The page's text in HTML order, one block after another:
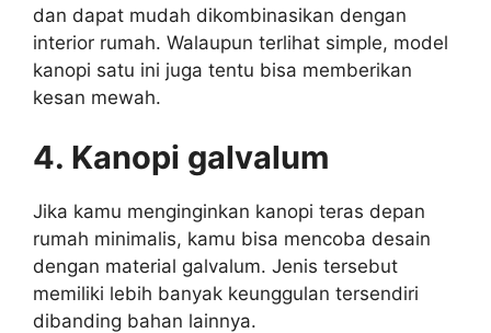
dan dapat mudah dikombinasikan dengan
interior rumah. Walaupun terlihat simple, model
kanopi satu ini juga tentu bisa memberikan
kesan mewah.
4. Kanopi galvalum
Jika kamu menginginkan kanopi teras depan
rumah minimalis, kamu bisa mencoba desain
dengan material galvalum. Jenis tersebut
memiliki lebih banyak keunggulan tersendiri
dibanding bahan lainnya.